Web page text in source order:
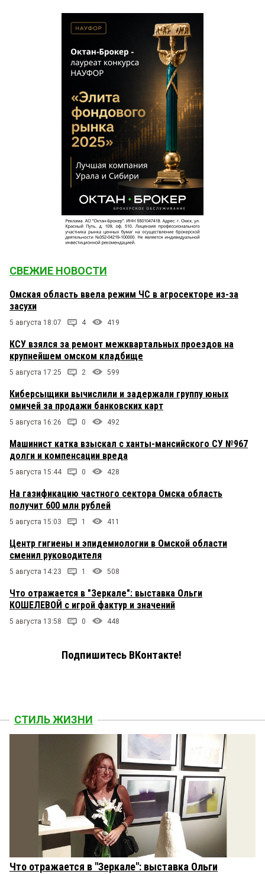
СВЕЖИЕ НОВОСТИ
Омская область ввела режим ЧС в агросекторе из-за
засухи
5 августа 18:07 4 419
КСУ взялся за ремонт межквартальных проездов на
крупнейшем омском кладбище
5 августа 17:25 2 599
Киберсыщики вычислили и задержали группу юных
омичей за продажи банковских карт
5 августа 16:26 0 492
Машинист катка взыскал с ханты-мансийского СУ №967
долги и компенсации вреда
5 августа 15:44 0 428
На газификацию частного сектора Омска область
получит 600 млн рублей
5 августа 15:03 1 411
Центр гигиены и эпидемиологии в Омской области
сменил руководителя
5 августа 14:23 1 508
Что отражается в "Зеркале": выставка Ольги
КОШЕЛЕВОЙ с игрой фактур и значений
5 августа 13:58 0 448
Подпишитесь ВКонтакте!
СТИЛЬ ЖИЗНИ
Что отражается в "Зеркале": выставка Ольги